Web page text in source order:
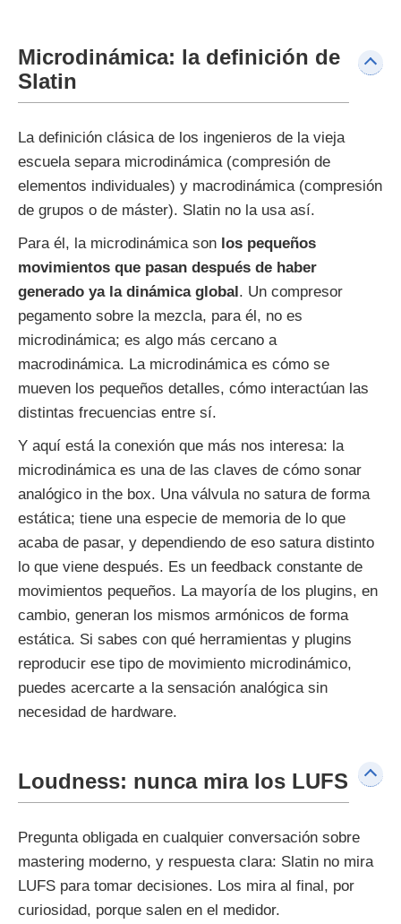
Microdinámica: la definición de
Slatin
La definición clásica de los ingenieros de la vieja
escuela separa microdinámica (compresión de
elementos individuales) y macrodinámica (compresión
de grupos o de máster). Slatin no la usa así.
Para él, la microdinámica son los pequeños
movimientos que pasan después de haber
generado ya la dinámica global. Un compresor
pegamento sobre la mezcla, para él, no es
microdinámica; es algo más cercano a
macrodinámica. La microdinámica es cómo se
mueven los pequeños detalles, cómo interactúan las
distintas frecuencias entre sí.
Y aquí está la conexión que más nos interesa: la
microdinámica es una de las claves de cómo sonar
analógico in the box. Una válvula no satura de forma
estática; tiene una especie de memoria de lo que
acaba de pasar, y dependiendo de eso satura distinto
lo que viene después. Es un feedback constante de
movimientos pequeños. La mayoría de los plugins, en
cambio, generan los mismos armónicos de forma
estática. Si sabes con qué herramientas y plugins
reproducir ese tipo de movimiento microdinámico,
puedes acercarte a la sensación analógica sin
necesidad de hardware.
Loudness: nunca mira los LUFS
Pregunta obligada en cualquier conversación sobre
mastering moderno, y respuesta clara: Slatin no mira
LUFS para tomar decisiones. Los mira al final, por
curiosidad, porque salen en el medidor.